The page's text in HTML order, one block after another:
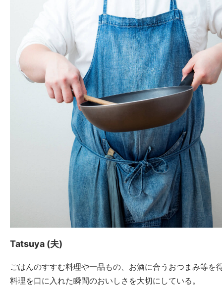
Tatsuya (夫)
ごはんのすすむ料理や一品もの、お酒に合うおつまみ等を
料理を口に入れた瞬間のおいしさを大切にしている。